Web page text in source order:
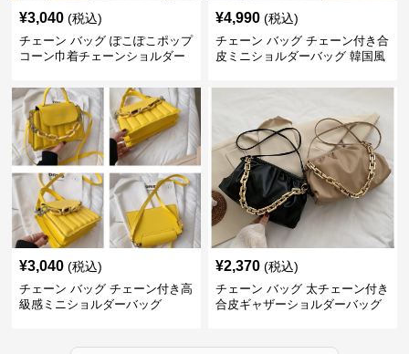
¥3,040 (税込)
チェーン バッグ ぽこぽこポップ
コーン巾着チェーンショルダー
¥4,990 (税込)
チェーン バッグ チェーン付き合
皮ミニショルダーバッグ 韓国風
¥3,040 (税込)
チェーン バッグ チェーン付き高
級感ミニショルダーバッグ
¥2,370 (税込)
チェーン バッグ 太チェーン付き
合皮ギャザーショルダーバッグ